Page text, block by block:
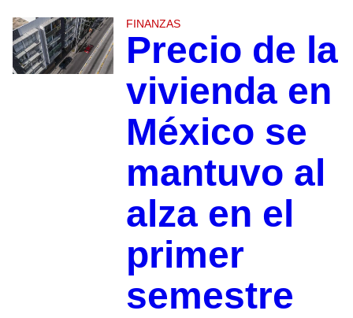
FINANZAS
Precio de la
vivienda en
México se
mantuvo al
alza en el
primer
semestre